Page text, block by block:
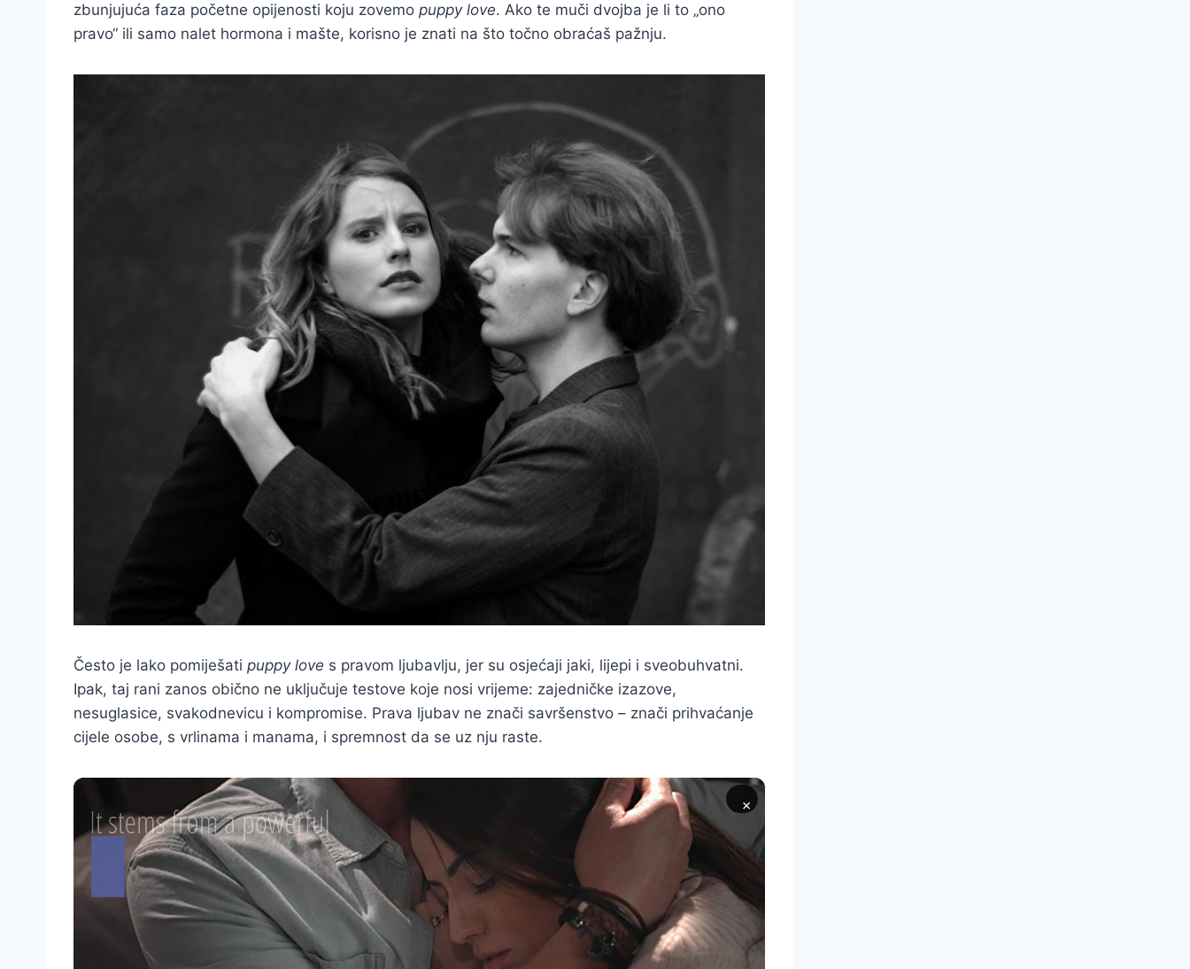
zbunjujuća faza početne opijenosti koju zovemo puppy love. Ako te muči dvojba je li to „ono
pravo“ ili samo nalet hormona i mašte, korisno je znati na što točno obraćaš pažnju.
Često je lako pomiješati puppy love s pravom ljubavlju, jer su osjećaji jaki, lijepi i sveobuhvatni.
Ipak, taj rani zanos obično ne uključuje testove koje nosi vrijeme: zajedničke izazove,
nesuglasice, svakodnevicu i kompromise. Prava ljubav ne znači savršenstvo – znači prihvaćanje
cijele osobe, s vrlinama i manama, i spremnost da se uz nju raste.
×